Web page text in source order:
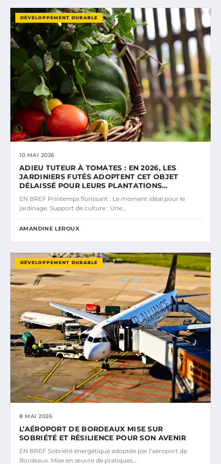
DÉVELOPPEMENT DURABLE
10 MAI 2026
ADIEU TUTEUR À TOMATES : EN 2026, LES
JARDINIERS FUTÉS ADOPTENT CET OBJET
DÉLAISSÉ POUR LEURS PLANTATIONS…
EN BREF Printemps florissant : Le moment idéal pour le
jardinage. Support de culture : Une…
AMANDINE LEROUX
DÉVELOPPEMENT DURABLE
8 MAI 2026
L’AÉROPORT DE BORDEAUX MISE SUR
SOBRIÉTÉ ET RÉSILIENCE POUR SON AVENIR
EN BREF Sobriété énergétique adoptée par l’aéroport de
Bordeaux. Mise en œuvre de pratiques…